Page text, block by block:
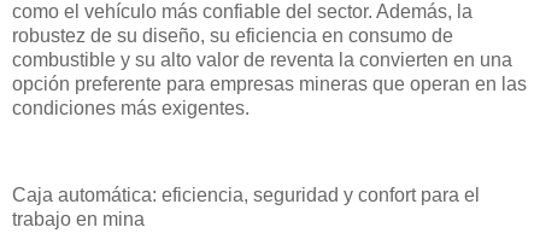
como el vehículo más confiable del sector. Además, la
robustez de su diseño, su eficiencia en consumo de
combustible y su alto valor de reventa la convierten en una
opción preferente para empresas mineras que operan en las
condiciones más exigentes.
Caja automática: eficiencia, seguridad y confort para el
trabajo en mina